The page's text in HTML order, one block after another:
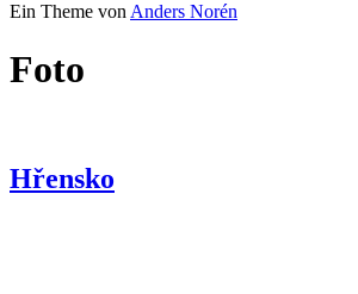
Ein Theme von Anders Norén
Foto
Hřensko